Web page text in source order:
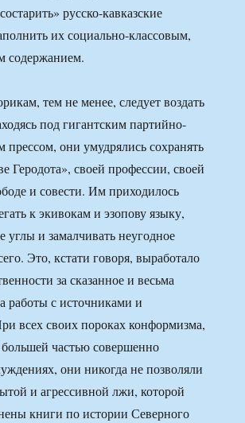
русско-кавказские
их социально-классовым,
содержанием.
тем не менее, следует воздать
под гигантским партийно-
прессом, они умудрялись сохранять
Геродота», своей профессии, своей
и совести. Им приходилось
к экивокам и эзопову языку,
углы и замалчивать неугодное
Это, кстати говоря, выработало
за сказанное и весьма
работы с источниками и
всех своих пороках конформизма,
частью совершенно
они никогда не позволяли
и агрессивной лжи, которой
книги по истории Северного